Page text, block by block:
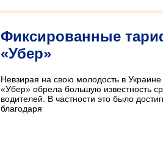
Фиксированные
«Убер»
Невзирая на свою молодость в
«Убер» обрела большую известность
водителей. В частности это было
благодаря